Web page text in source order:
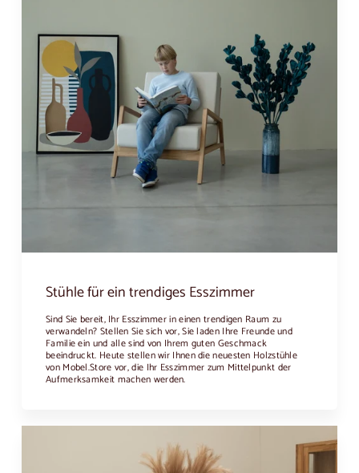
Stühle für ein trendiges Esszimmer
Sind Sie bereit, Ihr Esszimmer in einen trendigen Raum zu
verwandeln? Stellen Sie sich vor, Sie laden Ihre Freunde und
Familie ein und alle sind von Ihrem guten Geschmack
beeindruckt. Heute stellen wir Ihnen die neuesten Holzstühle
von Mobel.Store vor, die Ihr Esszimmer zum Mittelpunkt der
Aufmerksamkeit machen werden.